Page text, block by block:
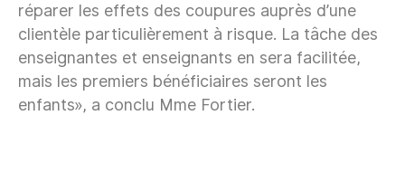
réparer les effets des coupures auprès d’une
clientèle particulièrement à risque. La tâche des
enseignantes et enseignants en sera facilitée,
mais les premiers bénéficiaires seront les
enfants», a conclu Mme Fortier.